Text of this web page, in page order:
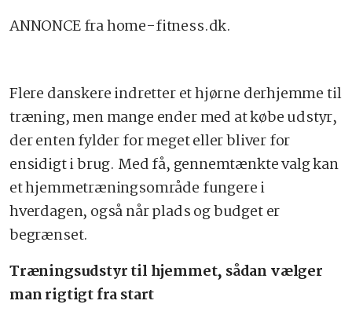
ANNONCE fra home-fitness.dk.
Flere danskere indretter et hjørne derhjemme til
træning, men mange ender med at købe udstyr,
der enten fylder for meget eller bliver for
ensidigt i brug. Med få, gennemtænkte valg kan
et hjemmetræningsområde fungere i
hverdagen, også når plads og budget er
begrænset.
Træningsudstyr til hjemmet, sådan vælger
man rigtigt fra start